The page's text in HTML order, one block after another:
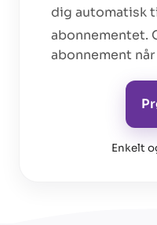
dig automatisk
abonnementet.
abonnement
Enkelt